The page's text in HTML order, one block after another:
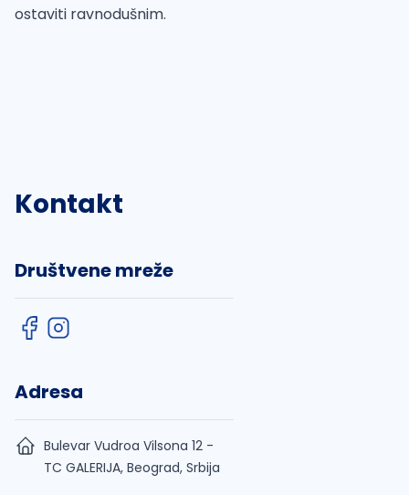
ostaviti ravnodušnim.
Kontakt
Društvene mreže
Adresa
Bulevar Vudroa Vilsona 12 -
TC GALERIJA, Beograd, Srbija